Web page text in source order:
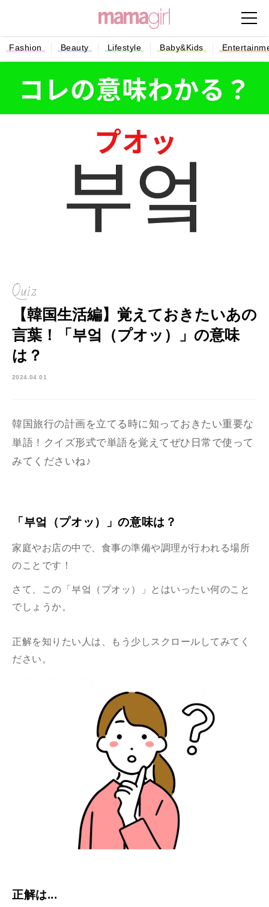
Fashion Beauty Lifestyle Baby&Kids
Quiz
【韓国生活編】覚えておきたいあの
言葉！「부엌（プオッ）」の意味
は？
2024.04.01
韓国旅行の計画を立てる時に知っておきたい重要な
単語！ クイズ形式で単語を覚えてぜひ日常で使って
みてくださいね♪
「부엌（プオッ）」の意味は？
家庭やお店の中で、食事の準備や調理が行われる場所
のことです！
さて、この「부엌（プオッ）」とはいったい何のこと
でしょうか。
正解を知りたい人は、もう少しスクロールしてみてく
ださい。
正解は...